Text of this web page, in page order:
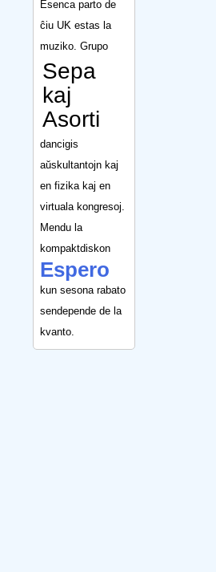
Esenca parto de
ĉiu UK estas la
muziko. Grupo
Sepa
kaj
Asorti
dancigis
aŭskultantojn kaj
en fizika kaj en
virtuala kongresoj.
Mendu la
kompaktdiskon
Espero
kun sesona rabato
sendepende de la
kvanto.